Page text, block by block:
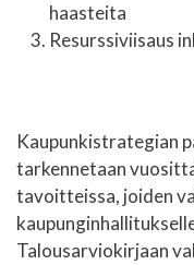
haasteita
Resurssiviisaus
Kaupunkistrategian
tarkennetaan
tavoitteissa, joiden
Talousarviokirjaan